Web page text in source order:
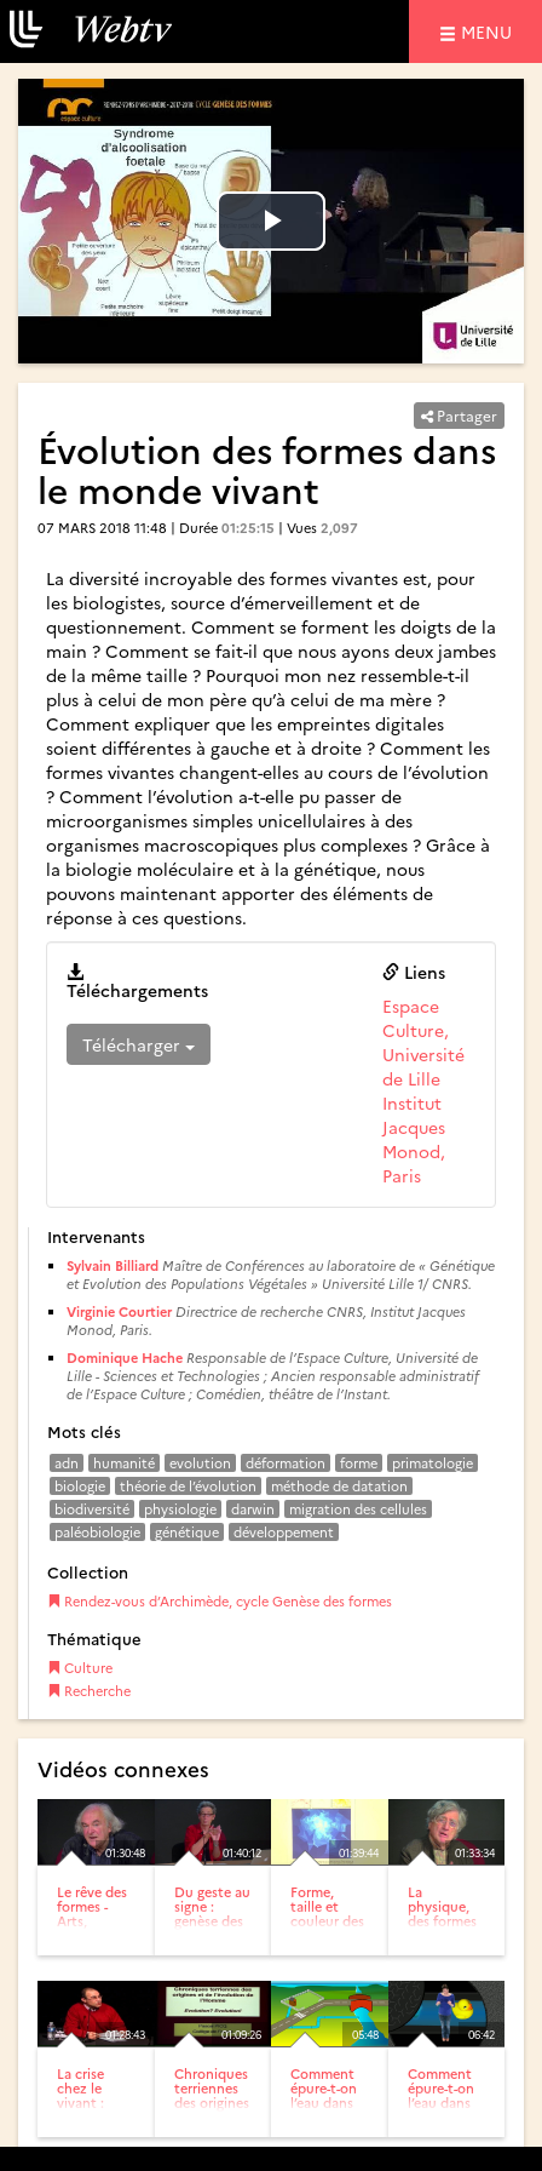
MENU
Lire
la
vidéo
Lire
la
vidéo
Partager
Évolution des formes dans
le monde vivant
07 MARS 2018 11:48 | Durée 01:25:15 | Vues 2,097
La diversité incroyable des formes vivantes est, pour
les biologistes, source d’émerveillement et de
questionnement. Comment se forment les doigts de la
main ? Comment se fait-il que nous ayons deux jambes
de la même taille ? Pourquoi mon nez ressemble-t-il
plus à celui de mon père qu’à celui de ma mère ?
Comment expliquer que les empreintes digitales
soient différentes à gauche et à droite ? Comment les
formes vivantes changent-elles au cours de l’évolution
? Comment l’évolution a-t-elle pu passer de
microorganismes simples unicellulaires à des
organismes macroscopiques plus complexes ? Grâce à
la biologie moléculaire et à la génétique, nous
pouvons maintenant apporter des éléments de
réponse à ces questions.
Téléchargements
Télécharger
Liens
Espace
Culture,
Université
de Lille
Institut
Jacques
Monod,
Paris
Intervenants
Sylvain Billiard Maître de Conférences au laboratoire de « Génétique
et Evolution des Populations Végétales » Université Lille 1/ CNRS.
Virginie Courtier Directrice de recherche CNRS, Institut Jacques
Monod, Paris.
Dominique Hache Responsable de l’Espace Culture, Université de
Lille - Sciences et Technologies ; Ancien responsable administratif
de l’Espace Culture ; Comédien, théâtre de l’Instant.
Mots clés
adn humanité evolution déformation forme
primatologie
biologie
théorie de l’évolution
méthode de datation
biodiversité
physiologie darwin
migration des cellules
paléobiologie
génétique développement
Collection
Rendez-vous d’Archimède, cycle Genèse des formes
Thématique
Culture
Recherche
Vidéos connexes
01:30:48
Le rêve des
formes -
Arts,
01:40:12
Du geste au
signe :
genèse des
01:39:44
Forme,
taille et
couleur des
01:33:34
La
physique,
des formes
01:28:43
La crise
chez le
vivant :
des espèces
01:09:26
Chroniques
terriennes
des origines
05:48
Comment
épure-t-on
l’eau dans
06:42
Comment
épure-t-on
l’eau dans